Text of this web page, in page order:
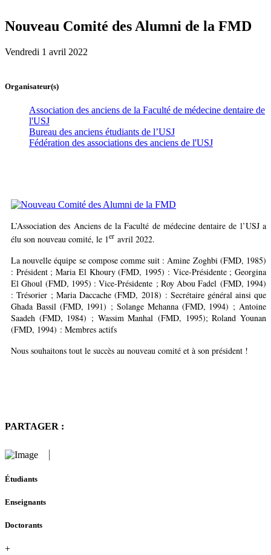
Nouveau Comité des Alumni de la FMD
Vendredi 1 avril 2022
Organisateur(s)
Association des anciens de la Faculté de médecine dentaire de
l'USJ
Bureau des anciens étudiants de l’USJ
Fédération des associations des anciens de l'USJ
L’Association des Anciens de la Faculté de médecine dentaire de l’USJ a
élu son nouveau comité, le 1er avril 2022.
La nouvelle équipe se compose comme suit : Amine Zoghbi (FMD, 1985)
: Président ; Maria El Khoury (FMD, 1995) : Vice-Présidente ; Georgina
El Ghoul (FMD, 1995) : Vice-Présidente ; Roy Abou Fadel (FMD, 1994)
: Trésorier ; Maria Daccache (FMD, 2018) : Secrétaire général ainsi que
Ghada Bassil (FMD, 1991) ; Solange Mehanna (FMD, 1994) ; Antoine
Saadeh (FMD, 1984) ; Wassim Manhal (FMD, 1995); Roland Younan
(FMD, 1994) : Membres actifs
Nous souhaitons tout le succès au nouveau comité et à son président !
PARTAGER :
Étudiants
Enseignants
Doctorants
+